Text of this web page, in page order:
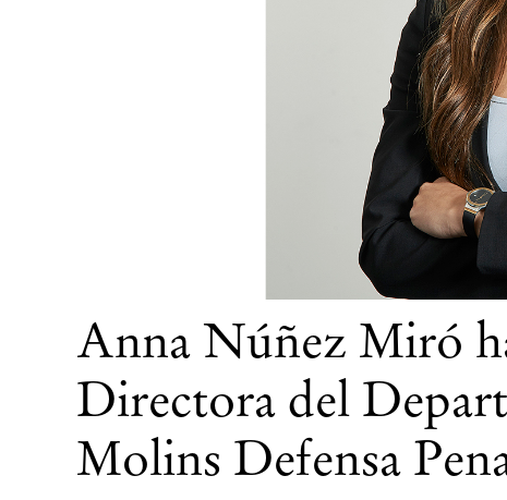
Anna Núñez Miró
Directora del
Molins Defensa